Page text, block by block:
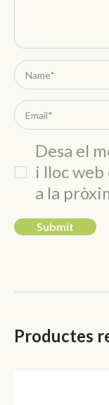
Desa el
i lloc
a la
Productes